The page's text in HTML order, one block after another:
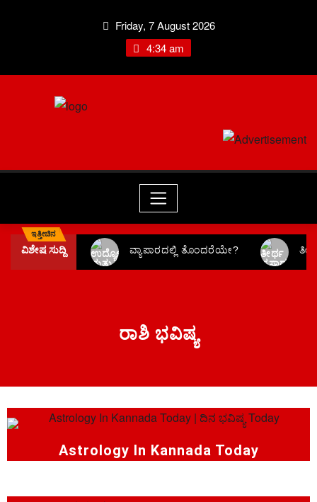
Friday, 7 August 2026
4:34 am
ಇತ್ತೀಚಿನ
ವಿಶೇಷ ಸುದ್ದಿ ವ್ಯಾಪಾರದಲ್ಲಿ ತೊಂದರೆಯೇ?
ರಾಶಿ ಭವಿಷ್ಯ
Astrology In Kannada Today